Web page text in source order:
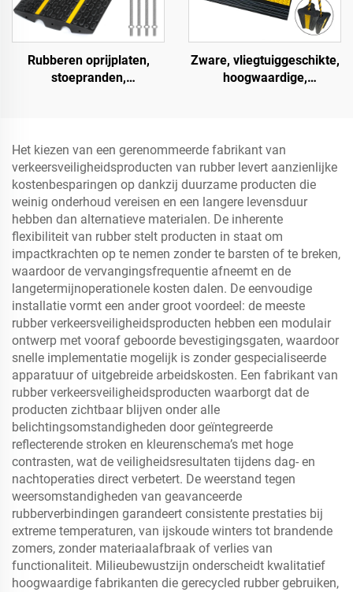
Rubberen oprijplaten,
stoepranden,
Zware, vliegtuiggeschikte,
hoogwaardige,
vliegtuigen, vrachtwagens,
camperwagens AWC01
Het kiezen van een gerenommeerde fabrikant van
verkeersveiligheidsproducten van rubber levert aanzienlijke
kostenbesparingen op dankzij duurzame producten die
weinig onderhoud vereisen en een langere levensduur
hebben dan alternatieve materialen. De inherente
flexibiliteit van rubber stelt producten in staat om
impactkrachten op te nemen zonder te barsten of te breken,
waardoor de vervangingsfrequentie afneemt en de
langetermijnoperationele kosten dalen. De eenvoudige
installatie vormt een ander groot voordeel: de meeste
rubber verkeersveiligheidsproducten hebben een modulair
ontwerp met vooraf geboorde bevestigingsgaten, waardoor
snelle implementatie mogelijk is zonder gespecialiseerde
apparatuur of uitgebreide arbeidskosten. Een fabrikant van
rubber verkeersveiligheidsproducten waarborgt dat de
producten zichtbaar blijven onder alle
belichtingsomstandigheden door geïntegreerde
reflecterende stroken en kleurenschema’s met hoge
contrasten, wat de veiligheidsresultaten tijdens dag- en
nachtoperaties direct verbetert. De weerstand tegen
weersomstandigheden van geavanceerde
rubberverbindingen garandeert consistente prestaties bij
extreme temperaturen, van ijskoude winters tot brandende
zomers, zonder materiaalafbraak of verlies van
functionaliteit. Milieubewustzijn onderscheidt kwalitatief
hoogwaardige fabrikanten die gerecycled rubber gebruiken,